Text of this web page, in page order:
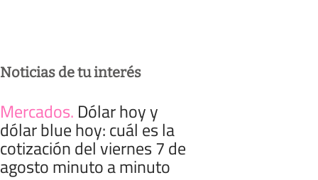
Noticias de tu interés
Mercados. Dólar hoy y
dólar blue hoy: cuál es la
cotización del viernes 7 de
agosto minuto a minuto